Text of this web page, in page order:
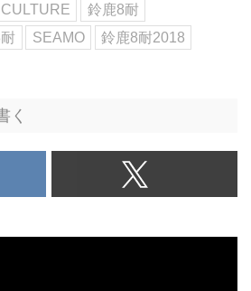
CULTURE
鈴鹿8耐
SEAMO
鈴鹿8耐2018
く